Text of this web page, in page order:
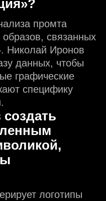
промта
связанных
Николай Иронов
данных, чтобы
графические
специфику
логотипы